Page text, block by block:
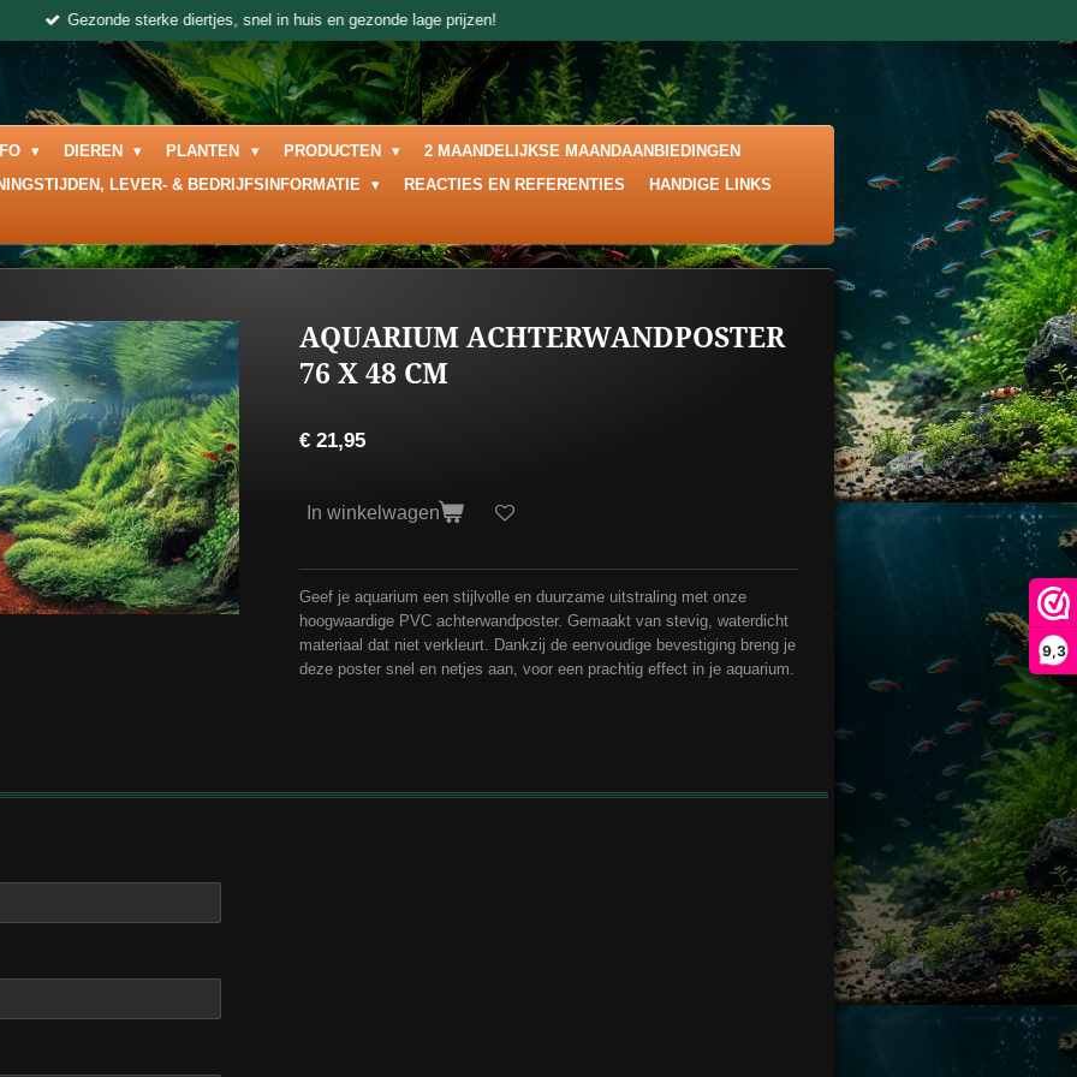
9,3
Gezonde sterke diertjes, snel in huis en gezonde lage prijzen!
DIEREN PLANTEN PRODUCTEN
2 MAANDELIJKSE MAANDAANBIEDINGEN
LEVER- & BEDRIJFSINFORMATIE REACTIES EN REFERENTIES HANDIGE LINKS
AQUARIUM ACHTERWANDPOSTER
76 X 48 CM
€ 21,95
In winkelwagen
Geef je aquarium een stijlvolle en duurzame uitstraling met onze
hoogwaardige PVC achterwandposter. Gemaakt van stevig, waterdicht
materiaal dat niet verkleurt. Dankzij de eenvoudige bevestiging breng je
deze poster snel en netjes aan, voor een prachtig effect in je aquarium.